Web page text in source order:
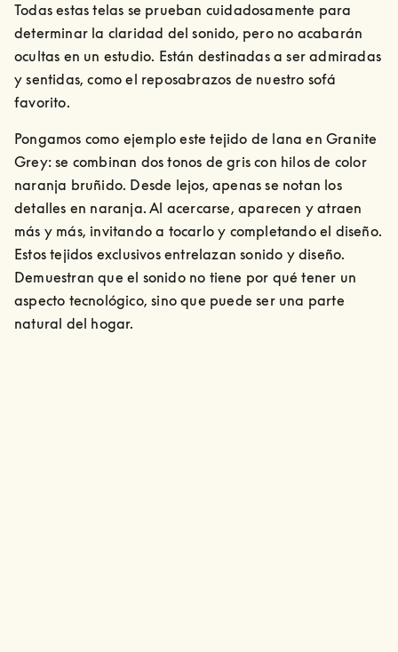
Todas estas telas se prueban cuidadosamente para
determinar la claridad del sonido, pero no acabarán
ocultas en un estudio. Están destinadas a ser admiradas
y sentidas, como el reposabrazos de nuestro sofá
favorito.
Pongamos como ejemplo este tejido de lana en Granite
Grey: se combinan dos tonos de gris con hilos de color
naranja bruñido. Desde lejos, apenas se notan los
detalles en naranja. Al acercarse, aparecen y atraen
más y más, invitando a tocarlo y completando el diseño.
Estos tejidos exclusivos entrelazan sonido y diseño.
Demuestran que el sonido no tiene por qué tener un
aspecto tecnológico, sino que puede ser una parte
natural del hogar.